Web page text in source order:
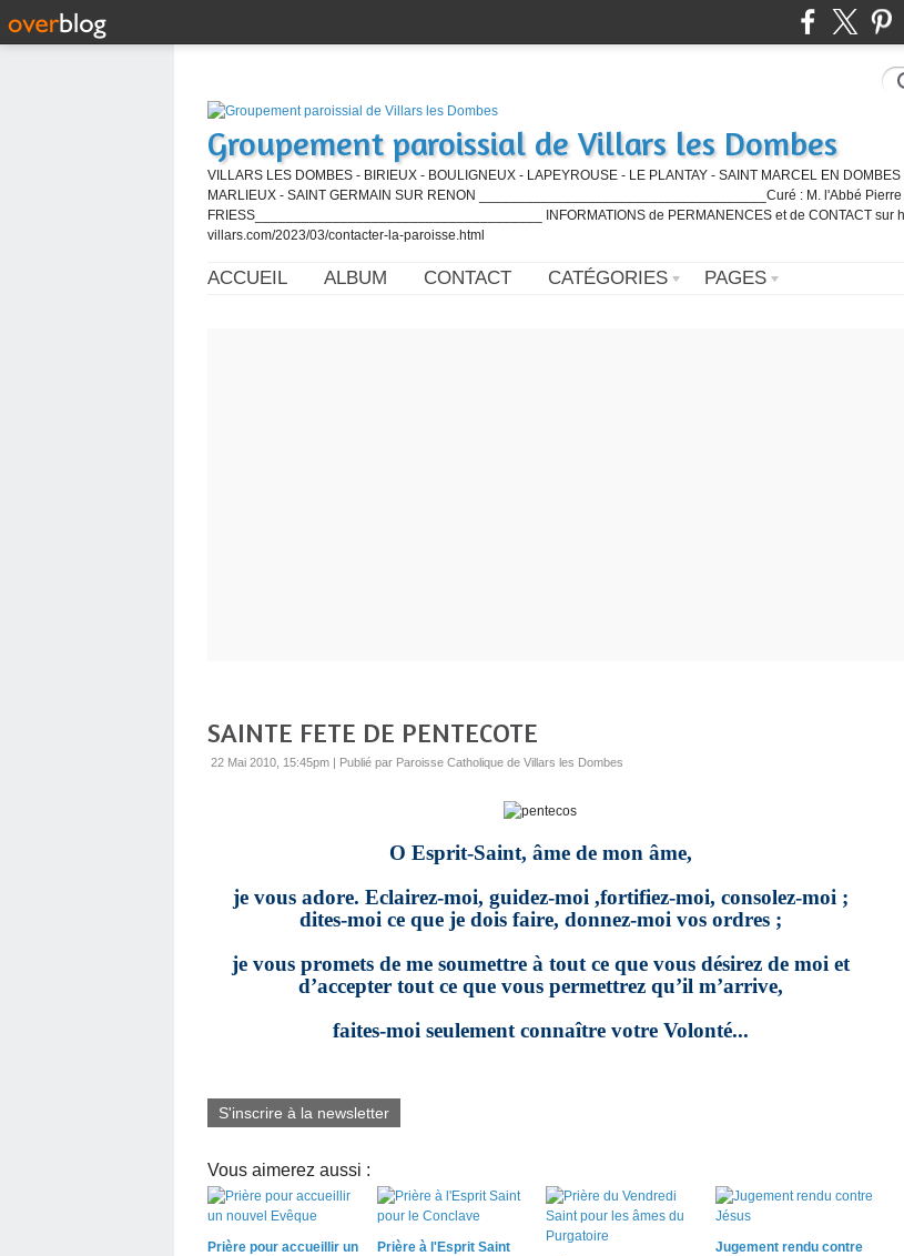
Groupement paroissial de Villars les Dombes
VILLARS LES DOMBES - BIRIEUX - BOULIGNEUX - LAPEYROUSE - LE PLANTAY - SAINT MARCEL EN
MARLIEUX - SAINT GERMAIN SUR RENON _____________________________________Curé : M. l'Abbé Pierre
FRIESS_____________________________________ INFORMATIONS de PERMANENCES et de CONTACT sur
villars.com/2023/03/contacter-la-paroisse.html
ACCUEIL ALBUM CONTACT CATÉGORIES PAGES
SAINTE FETE DE PENTECOTE
22 Mai 2010, 15:45pm | Publié par Paroisse Catholique de Villars les Dombes
O Esprit-Saint, âme de mon âme,
je vous adore. Eclairez-moi, guidez-moi ,fortifiez-moi, consolez-moi ;
dites-moi ce que je dois faire, donnez-moi vos ordres ;
je vous promets de me soumettre à tout ce que vous désirez de moi et
d’accepter tout ce que vous permettrez qu’il m’arrive,
faites-moi seulement connaître votre Volonté...
S'inscrire à la newsletter
Vous aimerez aussi :
Prière pour accueillir un
Prière à l'Esprit Saint
Jugement rendu contre